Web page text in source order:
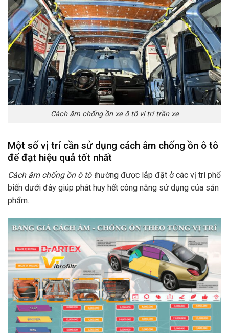
Cách âm chống ồn xe ô tô vị trí trần xe
Một số vị trí cần sử dụng cách âm chống ồn ô tô
để đạt hiệu quả tốt nhất
Cách âm chống ồn ô tô thường được lắp đặt ở các vị trí phổ
biến dưới đây giúp phát huy hết công năng sử dụng của sản
phẩm.